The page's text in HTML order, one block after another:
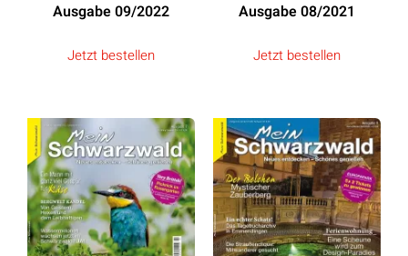
Ausgabe 09/2022
Jetzt bestellen
Ausgabe 08/2021
Jetzt bestellen